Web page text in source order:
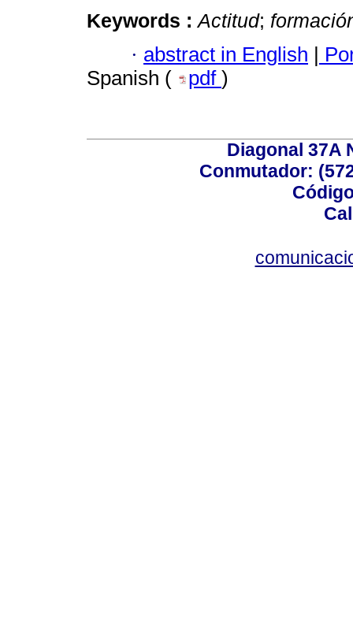
Keywords :Actitud;
· abstract in English |
Spanish (
pdf )
Diagonal 37A
Conmutador: